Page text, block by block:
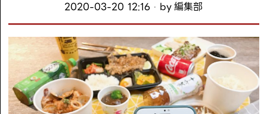
2020-03-20 12:16 by編集部